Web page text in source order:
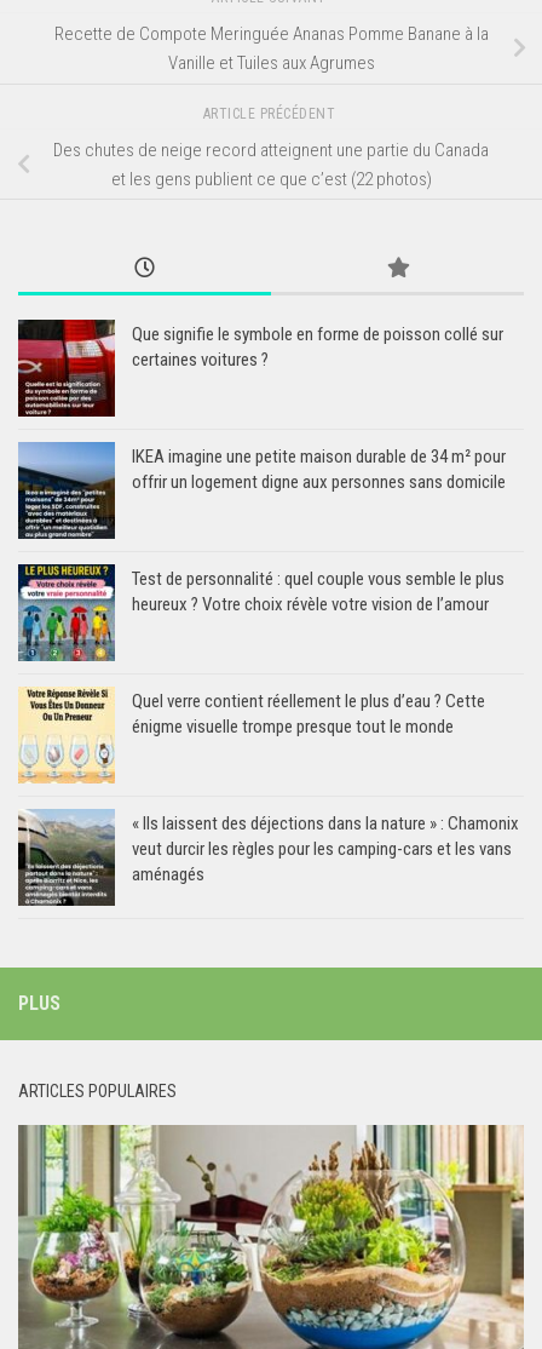
Recette de Compote Meringuée Ananas Pomme Banane à la
Vanille et Tuiles aux Agrumes
ARTICLE PRÉCÉDENT
Des chutes de neige record atteignent une partie du Canada
et les gens publient ce que c’est (22 photos)
Que signifie le symbole en forme de poisson collé sur
certaines voitures ?
IKEA imagine une petite maison durable de 34 m² pour
offrir un logement digne aux personnes sans domicile
Test de personnalité : quel couple vous semble le plus
heureux ? Votre choix révèle votre vision de l’amour
Quel verre contient réellement le plus d’eau ? Cette
énigme visuelle trompe presque tout le monde
« Ils laissent des déjections dans la nature » : Chamonix
veut durcir les règles pour les camping-cars et les vans
aménagés
PLUS
ARTICLES POPULAIRES